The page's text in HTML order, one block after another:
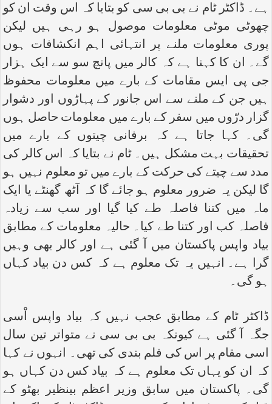
ہے۔ ڈاکٹر ٹام نے بی بی سی کو بتایا کہ اس وقت ان کو
چھوٹی موٹی معلومات موصول ہو رہی ہیں لیکن
پوری معلومات ملنے پر انتہائی اہم انکشافات ہوں
گے۔ ان کا کہنا ہے کہ کالر میں پانچ سو سے ایک ہزار
جی پی ایس مقامات کے بارے میں معلومات محفوظ
ہیں جن کے ملنے سے اس جانور کے پہاڑوں اور دشوار
گزار درّوں میں سفر کے بارے میں معلومات حاصل ہوں
گی۔ کہا جاتا ہے کہ برفانی چیتوں کے بارے میں
تحقیقات بہت مشکل ہیں۔ ٹام نے بتایا کہ اس کالر کی
مدد سے چیتے کی حرکت کے بارے میں تو معلوم نہیں ہو
گا لیکن یہ ضرور معلوم ہو جائے گا کہ آٹھ گھنٹے یا ایک
ماہ میں کتنا فاصلہ طے کیا گیا اور سب سے زیادہ
فاصلہ کب اور کتنا طے کیا۔ حالیہ معلومات کے مطابق
بیاد واپس پاکستان میں آ گئی ہے اور کالر بھی وہیں
گرا ہے۔ انہیں یہ تک معلوم ہے کہ کس دن بیاد کہاں
ہو گی۔
ڈاکٹر ٹام کے مطابق عجب نہیں کہ بیاد واپس اْسی
جگہ آ گئی ہے کیونکہ بی بی سی نے متواتر تین سال
اسی مقام پر اس کی فلم بندی کی تھی۔ انہوں نے کہا
کہ ان کو یہاں تک معلوم ہے کہ بیاد کس دن کہاں ہو
گی۔ پاکستان میں سابق وزیر اعظم بینظیر بھٹو کے